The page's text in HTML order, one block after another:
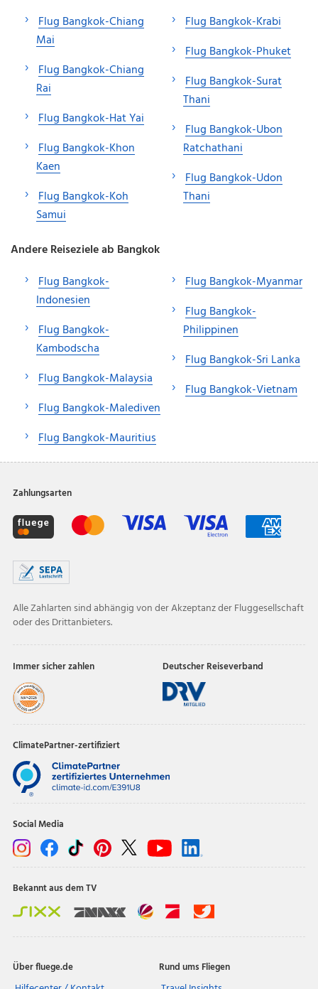
Flug Bangkok-Chiang
Mai
Flug Bangkok-Chiang
Rai
Flug Bangkok-Hat Yai
Flug Bangkok-Khon
Kaen
Flug Bangkok-Koh
Samui
Flug Bangkok-Krabi
Flug Bangkok-Phuket
Flug Bangkok-Surat
Thani
Flug Bangkok-Ubon
Ratchathani
Flug Bangkok-Udon
Thani
Andere Reiseziele ab Bangkok
Flug Bangkok-
Indonesien
Flug Bangkok-
Kambodscha
Flug Bangkok-Malaysia
Flug Bangkok-Malediven
Flug Bangkok-Mauritius
Flug Bangkok-Myanmar
Flug Bangkok-
Philippinen
Flug Bangkok-Sri Lanka
Flug Bangkok-Vietnam